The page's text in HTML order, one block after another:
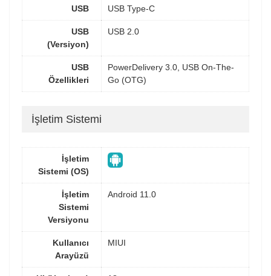
USB USB Type-C
USB
(Versiyon)
USB 2.0
USB
Özellikleri
PowerDelivery 3.0, USB On-The-
Go (OTG)
İşletim Sistemi
İşletim
Sistemi (OS)
İşletim
Sistemi
Versiyonu
Android 11.0
Kullanıcı
Arayüzü
MIUI